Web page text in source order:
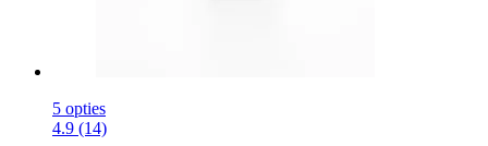
5 opties
4.9 (14)